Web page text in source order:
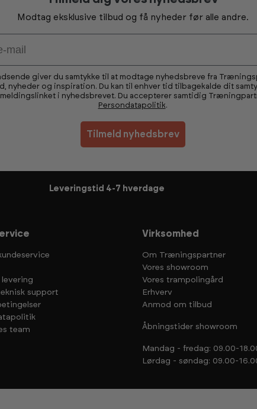
Modtag eksklusive tilbud og få nyheder før alle andre.
giver du samtykke til at modtage nyhedsbreve fra
nyheder og inspiration. Du kan til enhver tid tilbagekalde dit
i nyhedsbrevet. Du accepterer samtidig
Persondatapolitik.
Tilmeld nyhedsbrev
Leveringstid 4-7 hverdage
support
team
Virksomhed
Om Træningspartner
Vores showroom
Vores trampolingård
Erhverv
Anmod om tilbud
Åbningstider showroom
Mandag - fredag: 09.00-
Lørdag - søndag: 09.00-